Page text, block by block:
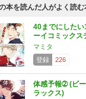
本を読んだ人がよく読む
40までにした
ーイコミックス
マミタ
登録
226
体感予報➁ (ビ
ラックス)